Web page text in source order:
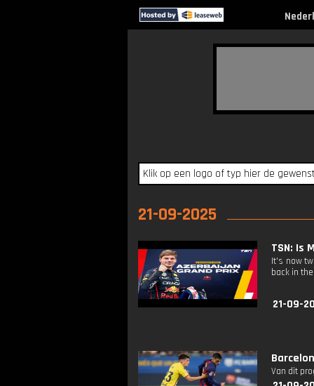
21-09-2025
TSN: Is
It's now
back in
21-09-
Van dit